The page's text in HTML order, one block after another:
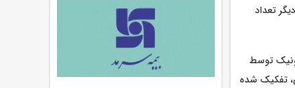
تعداد
توسط
تفکیک شده